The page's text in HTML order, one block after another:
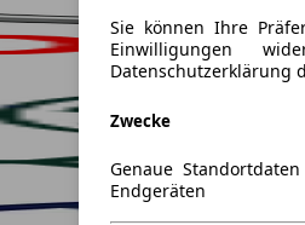
Sie können Ihre
Einwilligungen
Datenschutzerklärung
Zwecke
Genaue
Endgeräten